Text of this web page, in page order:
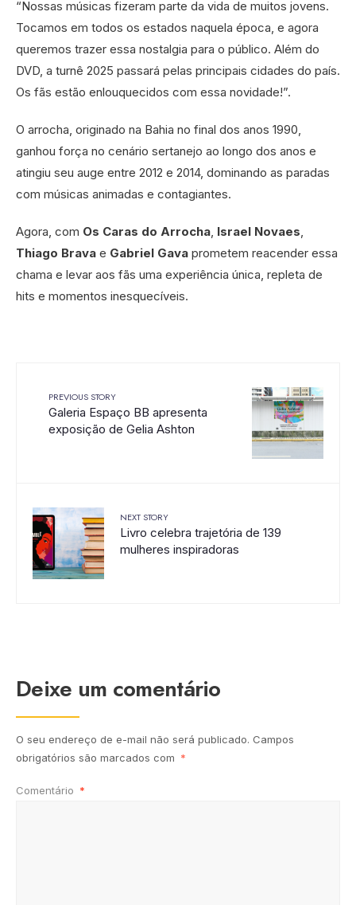
“Nossas músicas fizeram parte da vida de muitos jovens.
Tocamos em todos os estados naquela época, e agora
queremos trazer essa nostalgia para o público. Além do
DVD, a turnê 2025 passará pelas principais cidades do país.
Os fãs estão enlouquecidos com essa novidade!”.
O arrocha, originado na Bahia no final dos anos 1990,
ganhou força no cenário sertanejo ao longo dos anos e
atingiu seu auge entre 2012 e 2014, dominando as paradas
com músicas animadas e contagiantes.
Agora, com Os Caras do Arrocha Israel Novaes
Thiago Brava e Gabriel Gava prometem reacender essa
chama e levar aos fãs uma experiência única, repleta de
hits e momentos inesquecíveis.
PREVIOUS STORY
Galeria Espaço BB apresenta
exposição de Gelia Ashton
NEXT STORY
Livro celebra trajetória de 139
mulheres inspiradoras
Deixe um comentário
O seu endereço de e-mail não será publicado. Campos
obrigatórios são marcados com *
Comentário *